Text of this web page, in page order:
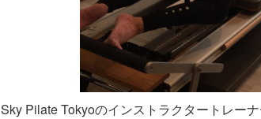
Sky Pilate Tokyoのインストラクタートレーナ